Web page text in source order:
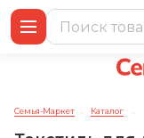
Семья-Маркет → Каталог →